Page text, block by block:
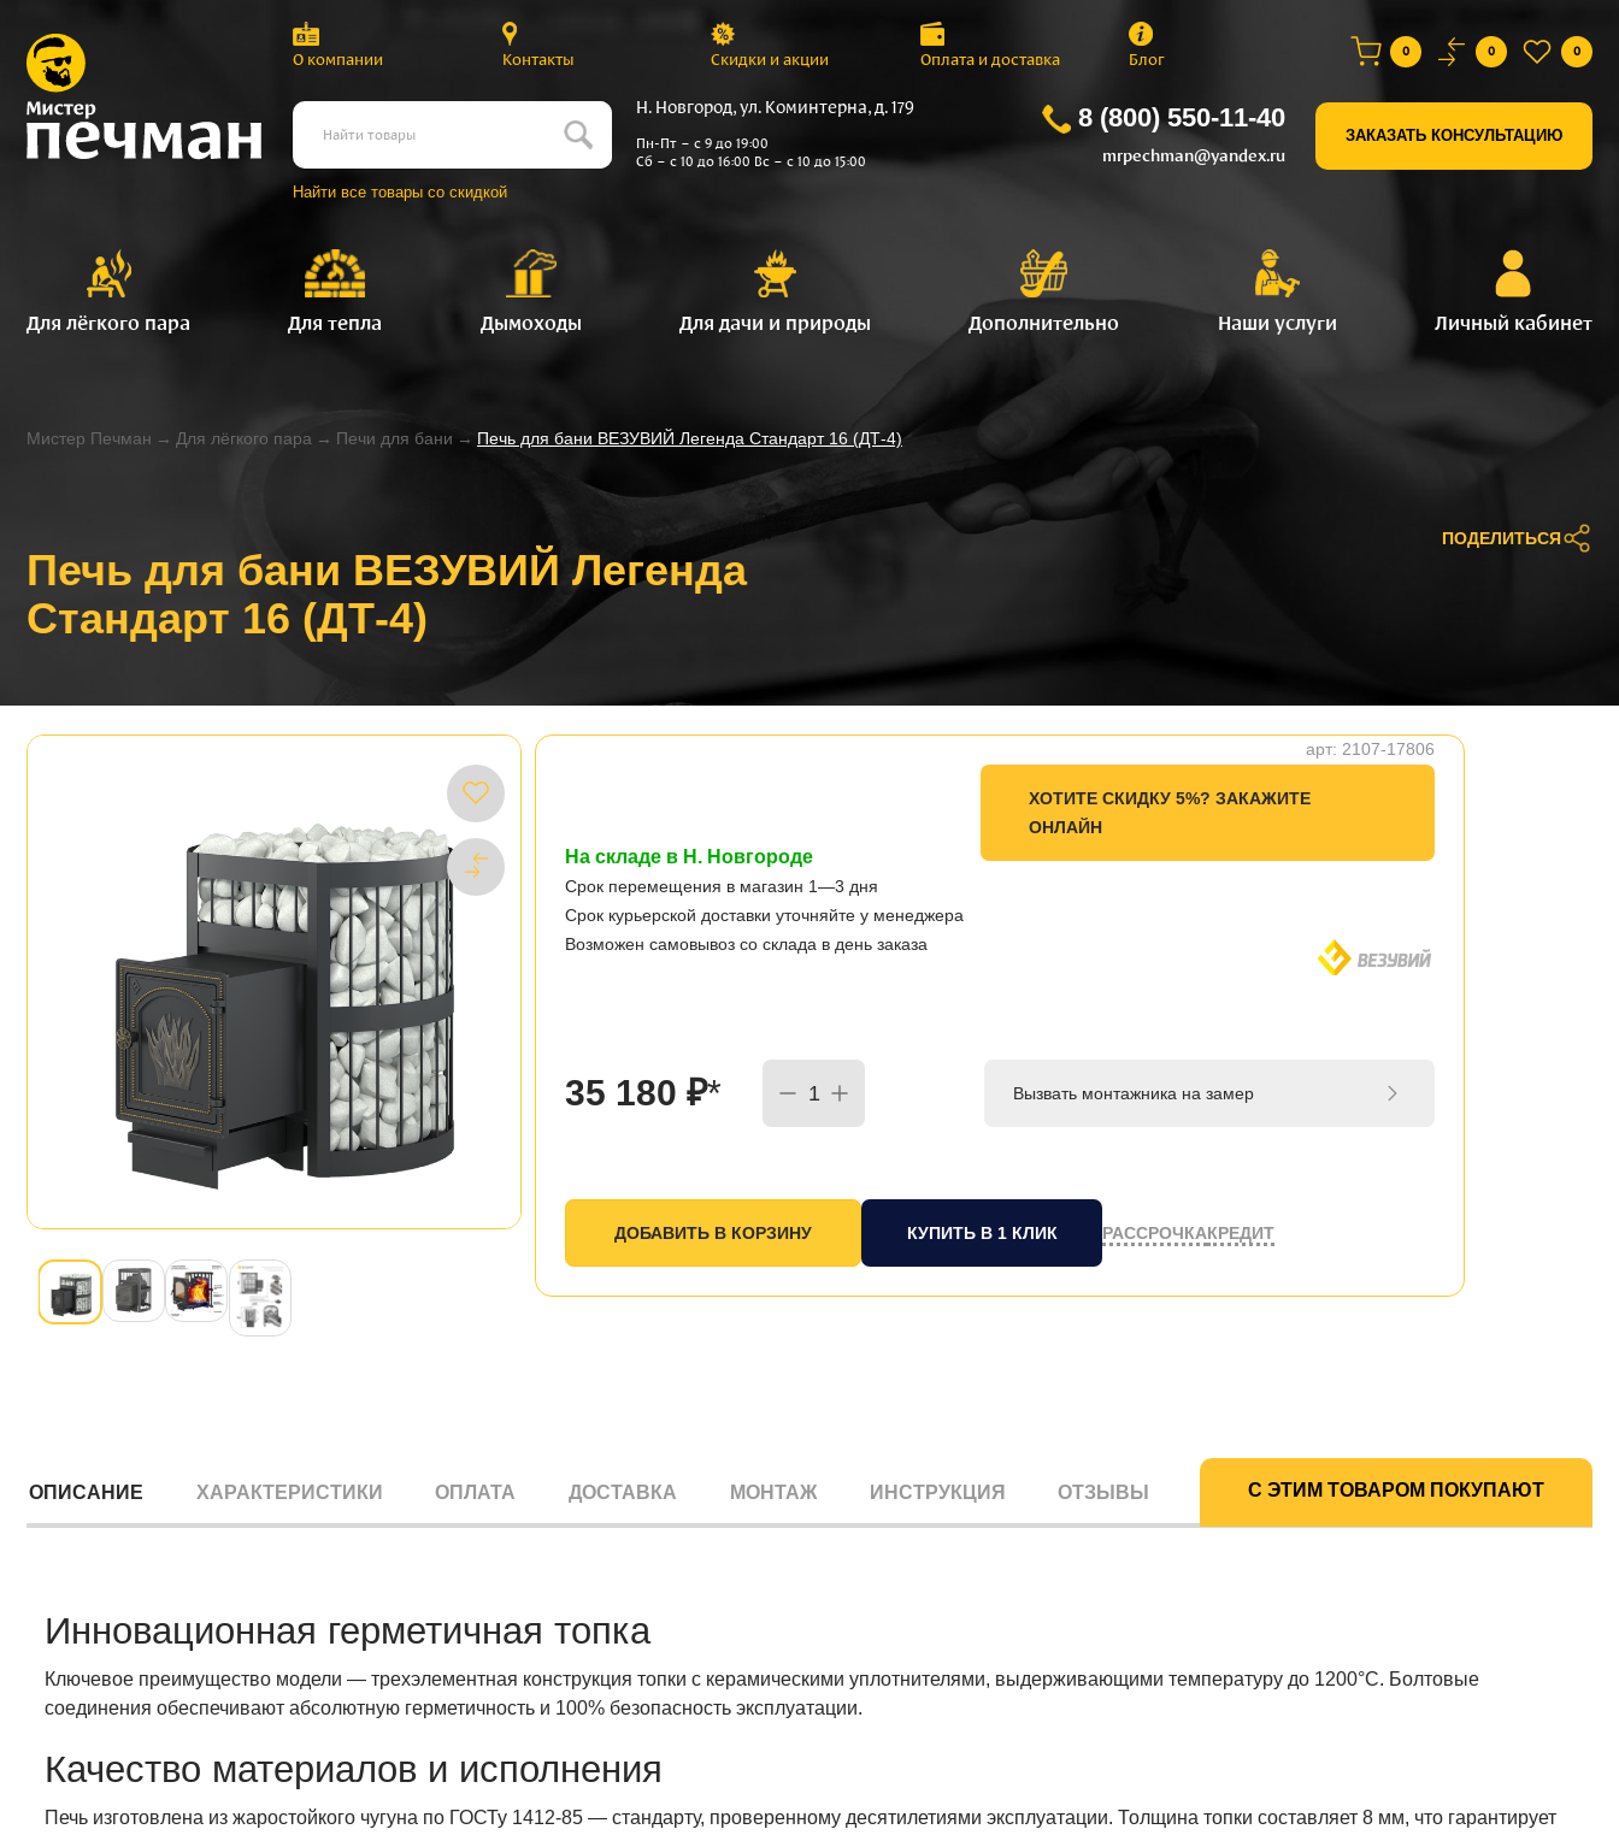
О компании Контакты Скидки и акции Оплата и доставка Блог 0 0 0
Найти все товары со скидкой
Н. Новгород, ул. Коминтерна, д. 179
Пн-Пт – с 9 до 19:00
Сб – с 10 до 16:00 Вс – с 10 до 15:00
8 (800) 550-11-40
mrpechman@yandex.ru
ЗАКАЗАТЬ КОНСУЛЬТАЦИЮ
Для лёгкого пара Для тепла Дымоходы Для дачи и природы Дополнительно Наши услуги Личный кабинет
Мистер Печман → Для лёгкого пара → Печи для бани → Печь для бани ВЕЗУВИЙ Легенда Стандарт 16 (ДТ-4)
Печь для бани ВЕЗУВИЙ Легенда
Стандарт 16 (ДТ-4)
ПОДЕЛИТЬСЯ
арт: 2107-17806
На складе в Н. Новгороде
Срок перемещения в магазин 1—3 дня
Срок курьерской доставки уточняйте у менеджера
Возможен самовывоз со склада в день заказа
ХОТИТЕ СКИДКУ 5%? ЗАКАЖИТЕ
ОНЛАЙН
35 180 ₽* Вызвать монтажника на замер
КУПИТЬ В 1 КЛИК РАССРОЧКАКРЕДИТ
ОПИСАНИЕ ХАРАКТЕРИСТИКИ ОПЛАТА ДОСТАВКА МОНТАЖ ИНСТРУКЦИЯ ОТЗЫВЫ С ЭТИМ ТОВАРОМ ПОКУПАЮТ
Инновационная герметичная топка
Ключевое преимущество модели — трехэлементная конструкция топки с керамическими уплотнителями, выдерживающими температуру до 1200°C. Болтовые
соединения обеспечивают абсолютную герметичность и 100% безопасность эксплуатации.
Качество материалов и исполнения
Печь изготовлена из жаростойкого чугуна по ГОСТу 1412-85 — стандарту, проверенному десятилетиями эксплуатации. Толщина топки составляет 8 мм, что гарантирует